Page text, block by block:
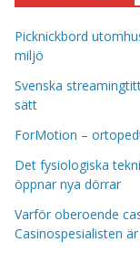
Picknickbord
miljö
Svenska
sätt
ForMotion –
Det fysiologiska
öppnar nya dörrar
Varför oberoende
Casinospesialisten